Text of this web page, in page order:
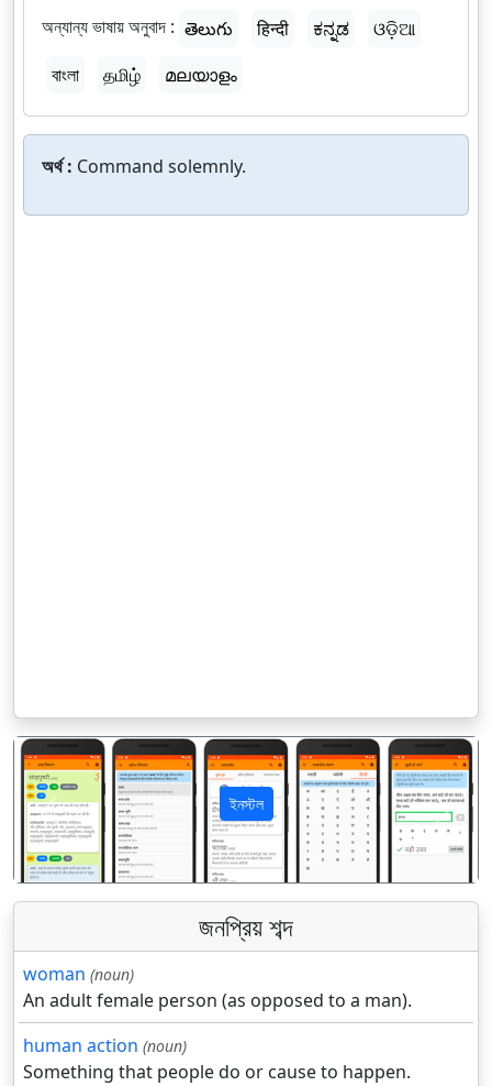
অন্যান্য ভাষায় অনুবাদ : తెలుగు हिन्दी ಕನ್ನಡ
ଓଡ଼ିଆ
বাংলা
தமிழ் മലയാളം
অর্থ : Command solemnly.
ইনস্টল
पिछला अगला
জনপ্রিয় শব্দ
woman (noun)
An adult female person (as opposed to a man).
human action (noun)
Something that people do or cause to happen.